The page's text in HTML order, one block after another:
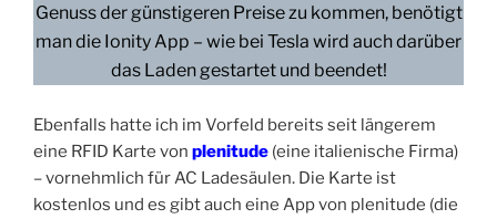
Genuss der günstigeren Preise zu kommen, benötigt
man die Ionity App – wie bei Tesla wird auch darüber
das Laden gestartet und beendet!
Ebenfalls hatte ich im Vorfeld bereits seit längerem
eine RFID Karte von plenitude (eine italienische Firma)
– vornehmlich für AC Ladesäulen. Die Karte ist
kostenlos und es gibt auch eine App von plenitude (die